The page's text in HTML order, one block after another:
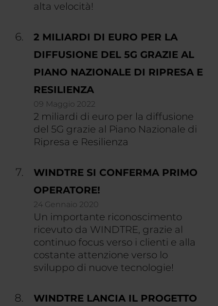
alta velocità!
2 MILIARDI DI EURO PER LA
DIFFUSIONE DEL 5G GRAZIE AL
PIANO NAZIONALE DI RIPRESA E
RESILIENZA
09 Maggio 2022
2 miliardi di euro per la diffusione
del 5G grazie al Piano Nazionale di
Ripresa e Resilienza
WINDTRE SI CONFERMA PRIMO
OPERATORE!
24 Gennaio 2020
Un importante riconoscimento
ricevuto da WINDTRE, grazie al
continuo focus verso i clienti e alla
costante attenzione verso lo
sviluppo di nuove tecnologie!
WINDTRE LANCIA IL PROGETTO